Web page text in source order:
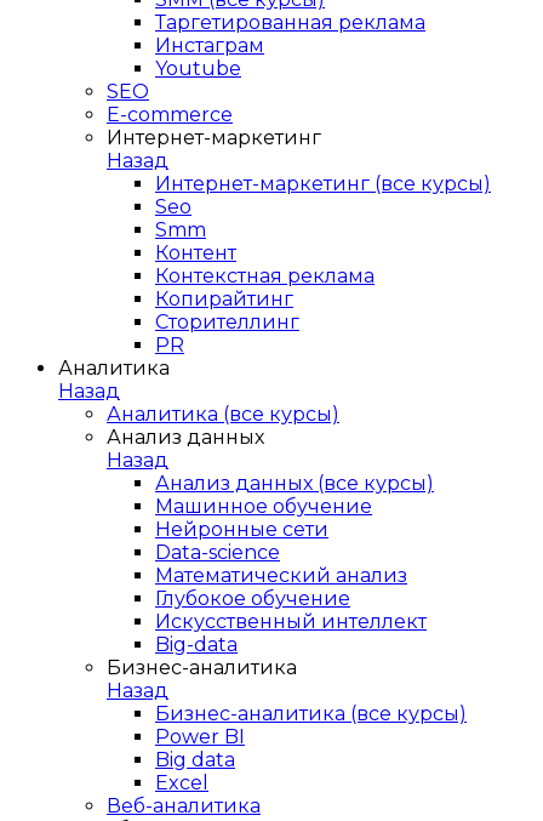
Таргетированная реклама
Инстаграм
Youtube
SEO
E-сommerce
Интернет-маркетинг
Назад
Интернет-маркетинг (все курсы)
Seo
Smm
Контент
Контекстная реклама
Копирайтинг
Сторителлинг
PR
Аналитика
Назад
Аналитика (все курсы)
Анализ данных
Назад
Анализ данных (все курсы)
Машинное обучение
Нейронные сети
Data-science
Математический анализ
Глубокое обучение
Искусственный интеллект
Big-data
Бизнес-аналитика
Назад
Бизнес-аналитика (все курсы)
Power BI
Big data
Excel
Веб-аналитика